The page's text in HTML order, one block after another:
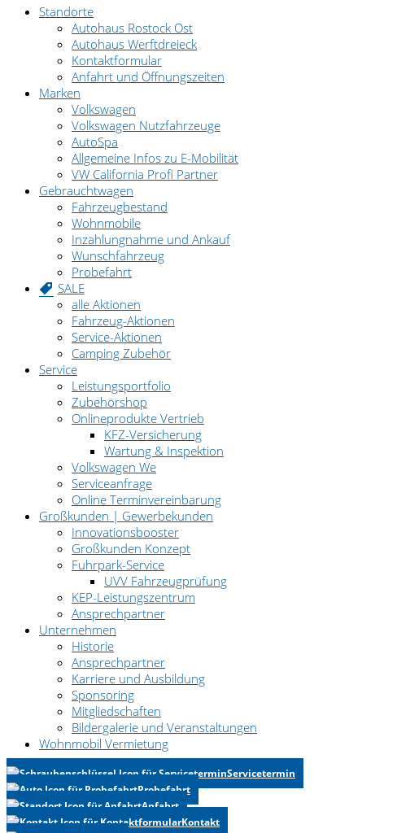
Standorte
Autohaus Rostock Ost
Autohaus Werftdreieck
Kontaktformular
Anfahrt und Öffnungszeiten
Marken
Volkswagen
Volkswagen Nutzfahrzeuge
AutoSpa
Allgemeine Infos zu E-Mobilität
VW California Profi Partner
Gebrauchtwagen
Fahrzeugbestand
Wohnmobile
Inzahlungnahme und Ankauf
Wunschfahrzeug
Probefahrt
SALE
alle Aktionen
Fahrzeug-Aktionen
Service-Aktionen
Camping Zubehör
Service
Leistungsportfolio
Zubehörshop
Onlineprodukte Vertrieb
KFZ-Versicherung
Wartung & Inspektion
Volkswagen We
Serviceanfrage
Online Terminvereinbarung
Großkunden | Gewerbekunden
Innovationsbooster
Großkunden Konzept
Fuhrpark-Service
UVV Fahrzeugprüfung
KEP-Leistungszentrum
Ansprechpartner
Unternehmen
Historie
Ansprechpartner
Karriere und Ausbildung
Sponsoring
Mitgliedschaften
Bildergalerie und Veranstaltungen
Wohnmobil Vermietung
Servicetermin
Probefahrt
Anfahrt
Kontakt